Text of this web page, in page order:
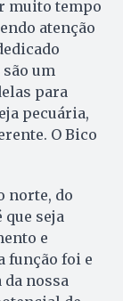
muito tempo
atenção
são um
para
pecuária,
O Bico
norte, do
que seja
e
função foi e
nossa